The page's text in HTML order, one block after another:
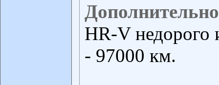
HR-V
- 97000 км.